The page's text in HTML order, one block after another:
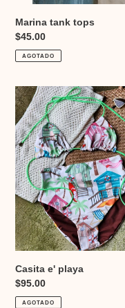
Marina tank tops
Precio
habitual
$45.00
AGOTADO
Casita
e'
playa
Casita e' playa
Precio
habitual
$95.00
AGOTADO